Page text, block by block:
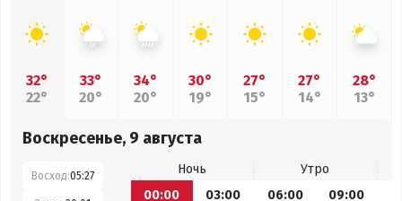
32°
22°
33°
20°
34°
20°
30°
19°
27°
15°
27°
14°
28°
13°
Воскресенье, 9 августа
Восход:05:27 Ночь
Утро
00:00
03:00 06:00 09:00